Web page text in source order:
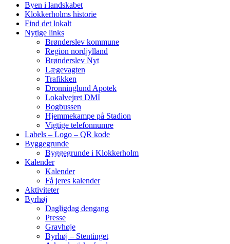
Byen i landskabet
Klokkerholms historie
Find det lokalt
Nytige links
Brønderslev kommune
Region nordjylland
Brønderslev Nyt
Lægevagten
Trafikken
Dronninglund Apotek
Lokalvejret DMI
Bogbussen
Hjemmekampe på Stadion
Vigtige telefonnumre
Labels – Logo – QR kode
Byggegrunde
Byggegrunde i Klokkerholm
Kalender
Kalender
Få jeres kalender
Aktiviteter
Byrhøj
Dagligdag dengang
Presse
Gravhøje
Byrhøj – Stentinget